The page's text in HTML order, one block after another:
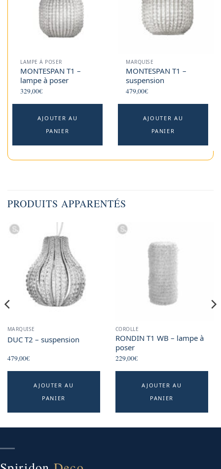
LAMPE À POSER
MONTESPAN T1 –
lampe à poser
329,00€
AJOUTER AU
PANIER
MARQUISE
MONTESPAN T1 –
suspension
479,00€
AJOUTER AU
PANIER
PRODUITS APPARENTÉS
MARQUISE
DUC T2 – suspension
479,00€
AJOUTER AU
PANIER
COROLLE
RONDIN T1 WB – lampe à
poser
229,00€
AJOUTER AU
PANIER